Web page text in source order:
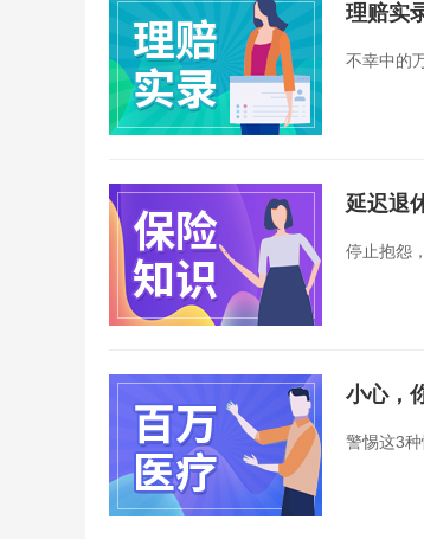
理赔实
不幸中的
延迟退
停止抱怨
小心，
警惕这3